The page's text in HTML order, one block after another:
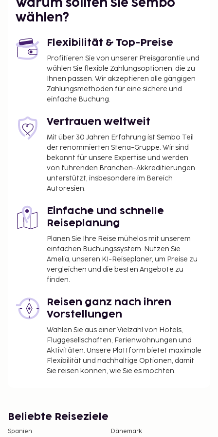
Auvergne-Rhône-Alpes – 11,6 km
Die nächsten Flughäfen sind:
Flughafen Saint-Etienne - Loire (EBU) – 103,2 km
Flughafen Grenoble - Isere (GNB) – 102,1 km
Zum Angebot gehören ein PC-Arbeitsplatz, eine
rund um die Uhr besetzte Rezeption und ein
Wasserspender. Vor Ort gibt es Folgendes: Parken
ohne Service (kostenlos). Genieße die den schönen
Ausblick von folgenden Punkten: Terrasse und
Garten. Außerdem kannst du kostenloses WLAN
nutzen. Ein Frühstücksbuffet wird unter der Woche
von 06:00 Uhr bis 09:00 Uhr und am Wochenende
von 06:00 Uhr bis 10:00 Uhr gegen Gebühr
angeboten. Die offizielle Sternebewertung für diese
Unterkunft wurde von der Französischen Zentrale
Du wirst gebeten, die folgenden Gebühren direkt in
der Unterkunft zu zahlen. Gebühren beinhalten
möglicherweise geltende Steuern:
Die Stadtverwaltung erhebt eine
Tourismusabgabe: 1.10 EUR pro Person/pro
Nacht. Kinder unter 18 Jahren sind von der
Diese Liste enthält alle Gebühren, die uns von der
Unterkunft mitgeteilt wurden.
Aufpreis für das Frühstücksbuffet: ca. 8.50 EUR
für Erwachsene und ca. 4.25 EUR für Kinder
Gebühr für Haustiere: 8.00 EUR pro Haustier, pro
Nacht
Die oben aufgeführte Liste enthält vielleicht nicht
Warum sollten Sie Sembo
wählen?
Flexibilität & Top-Preise
Profitieren Sie von unserer Preisgarantie und
wählen Sie flexible Zahlungsoptionen, die zu
Ihnen passen. Wir akzeptieren alle gängigen
Zahlungsmethoden für eine sichere und
einfache Buchung.
Vertrauen weltweit
Mit über 30 Jahren Erfahrung ist Sembo Teil
der renommierten Stena-Gruppe. Wir sind
bekannt für unsere Expertise und werden
von führenden Branchen-Akkreditierungen
unterstützt, insbesondere im Bereich
Autoresien.
Einfache und schnelle
Reiseplanung
Planen Sie Ihre Reise mühelos mit unserem
einfachen Buchungssystem. Nutzen Sie
Amelia, unseren KI-Reiseplaner, um Preise zu
vergleichen und die besten Angebote zu
finden.
Reisen ganz nach ihren
Vorstellungen
Wählen Sie aus einer Vielzahl von Hotels,
Fluggesellschaften, Ferienwohnungen und
Aktivitäten. Unsere Plattform bietet maximale
Flexibilität und nachhaltige Optionen, damit
Sie reisen können, wie Sie es möchten.
Beliebte Reiseziele
Spanien
Dänemark